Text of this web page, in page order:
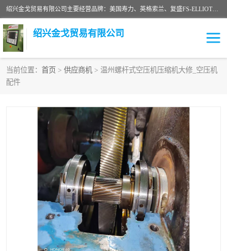
绍兴金戈贸易有限公司主要经营品牌：美国寿力、英格索兰、复盛FS-ELLIOTT，库伯COOPER、阿特拉斯等品牌空压机及配件销售；承接全厂空气压缩机管理、维护保养；节能改造；气体干燥机销售、维护、维修、保养。销售各种品牌空压机空气滤芯、油滤芯、油气分离器；精密过滤器滤芯；除油雾滤芯；抽真空滤芯，消音器，疏水器。劳务承接：全厂空压机维修保养工程，安装工程；移机或汰换工程；节能改造工程等。
绍兴金戈贸易有限公司
当前位置： 首页 > 供应商机 > 温州螺杆式空压机压缩机大修_空压机
配件
二手空压机
超级冷却剂 英格索兰配件
闽台富源特种陶瓷
美国寿力空压机零部件 英格索兰离心机空滤芯
英格索兰COOPER离心机 库伯卡麦隆离心机零件
微电脑控制器 离心式压缩机高速转子组
复盛离心机零件 中冷耐高温气侧密封胶垫